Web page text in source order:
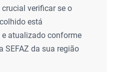
crucial verificar se o
está
atualizado conforme
SEFAZ da sua região